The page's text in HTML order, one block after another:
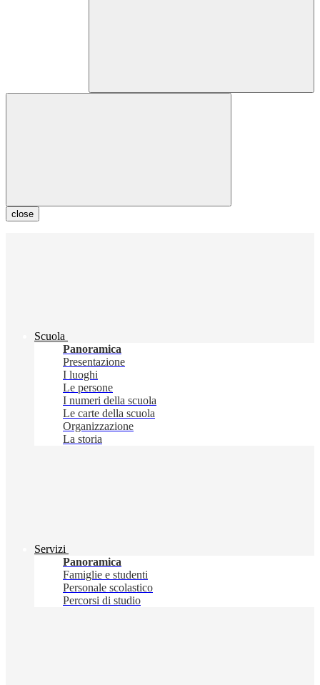
close
Scuola
Panoramica
Presentazione
I luoghi
Le persone
I numeri della scuola
Le carte della scuola
Organizzazione
La storia
Servizi
Panoramica
Famiglie e studenti
Personale scolastico
Percorsi di studio